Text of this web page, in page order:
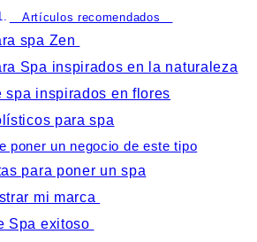
Artículos recomendados
spa Zen
Spa inspirados en la naturaleza
spa inspirados en flores
para spa
poner un negocio de este tipo
para poner un spa
mi marca
Spa exitoso